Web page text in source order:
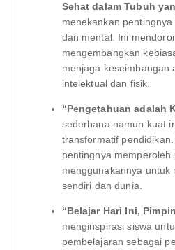
Sehat dalam Tubuh
menekankan
dan mental. Ini
mengembangkan
menjaga keseimbangan
intelektual dan fisik.
“Pengetahuan adalah
sederhana namun kuat
transformatif
pentingnya memperoleh
menggunakannya untuk
sendiri dan dunia.
“Belajar Hari Ini,
menginspirasi siswa
pembelajaran sebagai